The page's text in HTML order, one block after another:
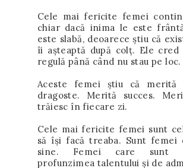
Cele mai fericite femei
chiar dacă inima le este
este slabă, deoarece știu că
îi așteaptă după colț. Ele
regulă până când nu stau pe loc.
Aceste femei știu că merită
dragoste. Merită succes.
trăiesc în fiecare zi.
Cele mai fericite femei sunt
să își facă treaba. Sunt femei
sine. Femei care sunt
profunzimea talentului și de